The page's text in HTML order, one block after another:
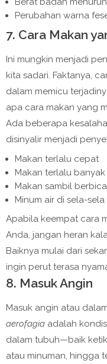
Perubahan warna
7. Cara Makan
Ini mungkin menjadi
kita sadari. Faktanya,
dalam memicu
apa cara makan yang
Ada beberapa
disinyalir menjadi
Makan terlalu cepat
Makan terlalu banyak
Makan sambil
Minum air di sela-sela
Apabila keempat cara
Anda, jangan heran
Baiknya mulai dari
ingin perut terasa
8. Masuk Angin
Masuk angin atau
aerofagia adalah
dalam tubuh—baik
atau minuman, hingga